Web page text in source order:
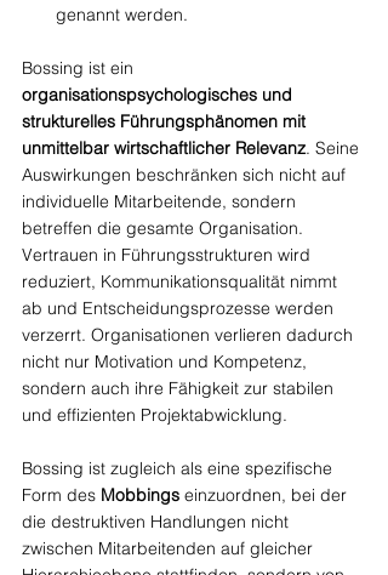
genannt werden.
Bossing ist ein
organisationspsychologisches und
strukturelles Führungsphänomen mit
unmittelbar wirtschaftlicher Relevanz. Seine
Auswirkungen beschränken sich nicht auf
individuelle Mitarbeitende, sondern
betreffen die gesamte Organisation.
Vertrauen in Führungsstrukturen wird
reduziert, Kommunikationsqualität nimmt
ab und Entscheidungsprozesse werden
verzerrt. Organisationen verlieren dadurch
nicht nur Motivation und Kompetenz,
sondern auch ihre Fähigkeit zur stabilen
und effizienten Projektabwicklung.
Bossing ist zugleich als eine spezifische
Form des Mobbings einzuordnen, bei der
die destruktiven Handlungen nicht
zwischen Mitarbeitenden auf gleicher